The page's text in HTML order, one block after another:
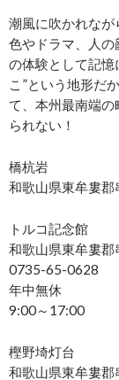
潮風に吹かれな
色やドラマ、人
の体験として記憶
こ”という地形だ
て、本州最南端
られない！
橋杭岩
和歌山県東牟婁郡
トルコ記念館
和歌山県東牟婁
0735-65-0628
年中無休
9:00～17:00
樫野埼灯台
和歌山県東牟婁